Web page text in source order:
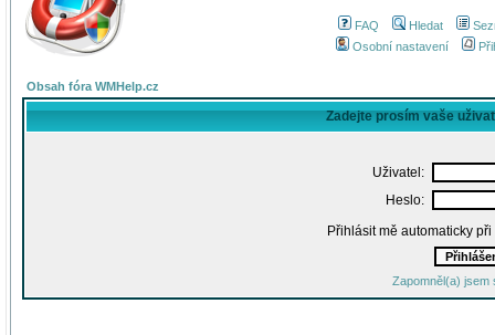
FAQ Hledat
Osobní nastavení
Obsah fóra WMHelp.cz
Zadejte prosím vaše
Uživatel:
Heslo:
Přihlásit mě automaticky
Zapomněl(a) jsem